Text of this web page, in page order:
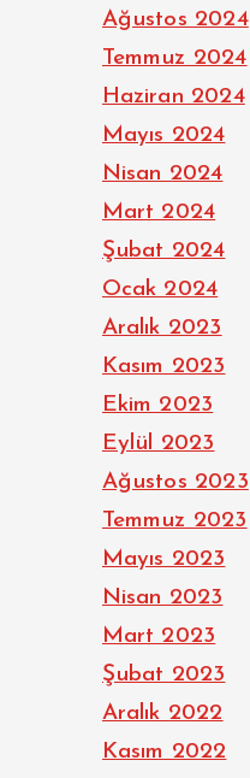
Ağustos 2024
Temmuz 2024
Haziran 2024
Mayıs 2024
Nisan 2024
Mart 2024
Şubat 2024
Ocak 2024
Aralık 2023
Kasım 2023
Ekim 2023
Eylül 2023
Ağustos 2023
Temmuz 2023
Mayıs 2023
Nisan 2023
Mart 2023
Şubat 2023
Aralık 2022
Kasım 2022